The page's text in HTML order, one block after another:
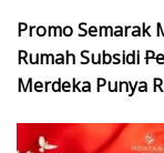
Promo Semarak
Rumah Subsidi
Merdeka Punya